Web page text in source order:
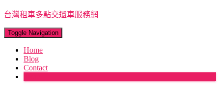
台灣租車多點交還車服務網
Toggle Navigation
Home
Blog
Contact